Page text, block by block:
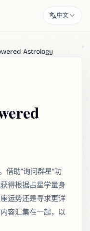
中文
Astrology
助“询问群星”功
得根据占星学量身
运势还是寻求更详
容汇集在一起​​，以